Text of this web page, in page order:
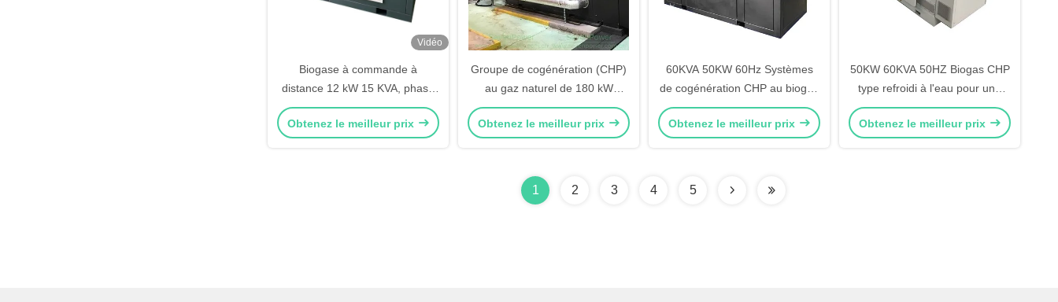
Vidéo
Biogase à commande à
distance 12 kW 15 KVA, phase
unique, phase 3 230 V,
puissance propre, CE
Obtenez le meilleur prix
Groupe de cogénération (CHP)
au gaz naturel de 180 kW
triphasé avec système de
récupération de chaleur, moteur
Obtenez le meilleur prix
60KVA 50KW 60Hz Systèmes
de cogénération CHP au biogaz
pour centrale électrique durable
Obtenez le meilleur prix
50KW 60KVA 50HZ Biogas CHP
type refroidi à l'eau pour une
centrale électrique durable
Obtenez le meilleur prix
1 2 3 4 5